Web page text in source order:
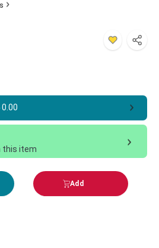
0.00
this item
Add